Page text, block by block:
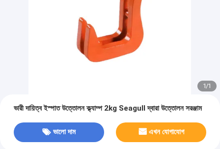
1/1
ভারী দায়িত্ব ইস্পাত উত্তোলন ক্ল্যাম্প 2kg Seagull দ্বারা উত্তোলন সরঞ্জাম
ভালো দাম এখন যোগাযোগ